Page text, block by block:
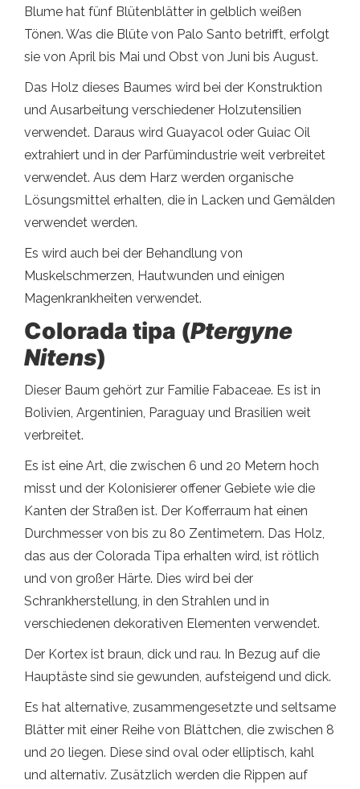
Blume hat fünf Blütenblätter in gelblich weißen
Tönen. Was die Blüte von Palo Santo betrifft, erfolgt
sie von April bis Mai und Obst von Juni bis August.
Das Holz dieses Baumes wird bei der Konstruktion
und Ausarbeitung verschiedener Holzutensilien
verwendet. Daraus wird Guayacol oder Guiac Oil
extrahiert und in der Parfümindustrie weit verbreitet
verwendet. Aus dem Harz werden organische
Lösungsmittel erhalten, die in Lacken und Gemälden
verwendet werden.
Es wird auch bei der Behandlung von
Muskelschmerzen, Hautwunden und einigen
Magenkrankheiten verwendet.
Colorada tipa (Ptergyne
Nitens)
Dieser Baum gehört zur Familie Fabaceae. Es ist in
Bolivien, Argentinien, Paraguay und Brasilien weit
verbreitet.
Es ist eine Art, die zwischen 6 und 20 Metern hoch
misst und der Kolonisierer offener Gebiete wie die
Kanten der Straßen ist. Der Kofferraum hat einen
Durchmesser von bis zu 80 Zentimetern. Das Holz,
das aus der Colorada Tipa erhalten wird, ist rötlich
und von großer Härte. Dies wird bei der
Schrankherstellung, in den Strahlen und in
verschiedenen dekorativen Elementen verwendet.
Der Kortex ist braun, dick und rau. In Bezug auf die
Hauptäste sind sie gewunden, aufsteigend und dick.
Es hat alternative, zusammengesetzte und seltsame
Blätter mit einer Reihe von Blättchen, die zwischen 8
und 20 liegen. Diese sind oval oder elliptisch, kahl
und alternativ. Zusätzlich werden die Rippen auf